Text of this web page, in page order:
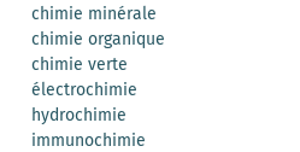
chimie minérale
chimie organique
chimie verte
électrochimie
hydrochimie
immunochimie